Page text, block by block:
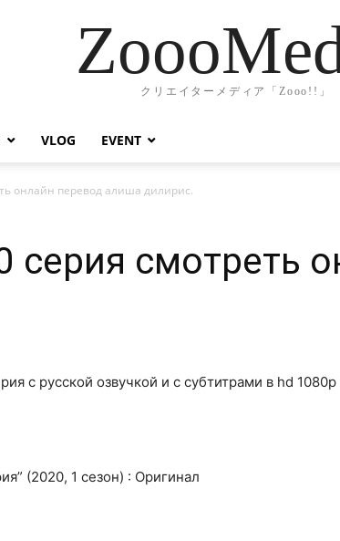
クリエイターメディア「Zooo!!」
VLOG EVENT
онлайн перевод алиша дилирис.
серия смотреть
с русской озвучкой и с субтитрами в hd 1080p
(2020, 1 сезон) : Оригинал